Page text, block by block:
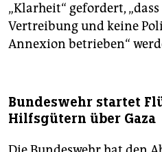
„Klarheit“ gefordert,
Vertreibung und keine
Annexion betrieben“
Bundeswehr startet
Hilfsgütern über Gaza